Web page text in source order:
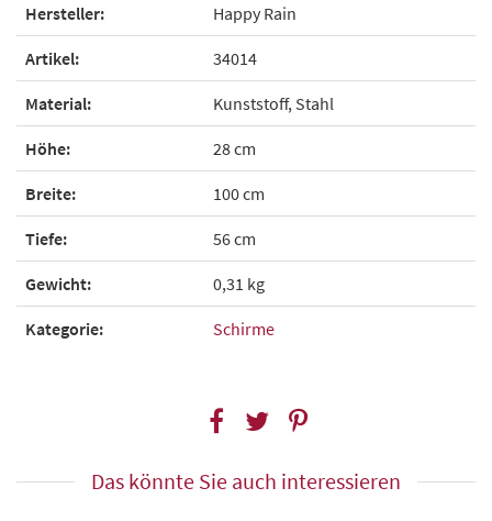
Hersteller: Happy Rain
Artikel: 34014
Material: Kunststoff, Stahl
Höhe: 28 cm
Breite: 100 cm
Tiefe: 56 cm
Gewicht: 0,31 kg
Kategorie: Schirme
Das könnte Sie auch interessieren